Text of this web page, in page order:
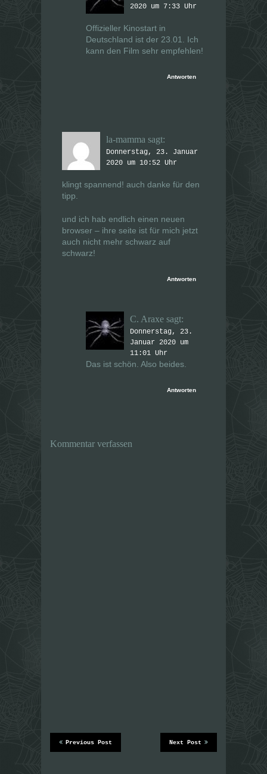
2020 um 7:33 Uhr
Offizieller Kinostart in
Deutschland ist der 23.01. Ich
kann den Film sehr empfehlen!
Antworten
la-mamma sagt:
Donnerstag, 23. Januar
2020 um 10:52 Uhr
klingt spannend! auch danke für den
tipp.
und ich hab endlich einen neuen
browser – ihre seite ist für mich jetzt
auch nicht mehr schwarz auf
schwarz!
Antworten
C. Araxe sagt:
Donnerstag, 23.
Januar 2020 um
11:01 Uhr
Das ist schön. Also beides.
Antworten
Kommentar verfassen
Next Post
Previous Post